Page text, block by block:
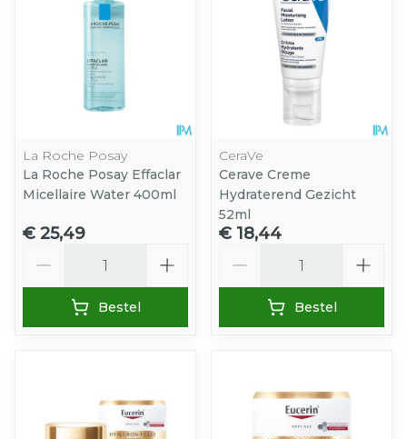
La Roche Posay
La Roche Posay Effaclar
Micellaire Water 400ml
€ 25,49
Bestel
CeraVe
Cerave Creme
Hydraterend Gezicht
52ml
€ 18,44
Bestel